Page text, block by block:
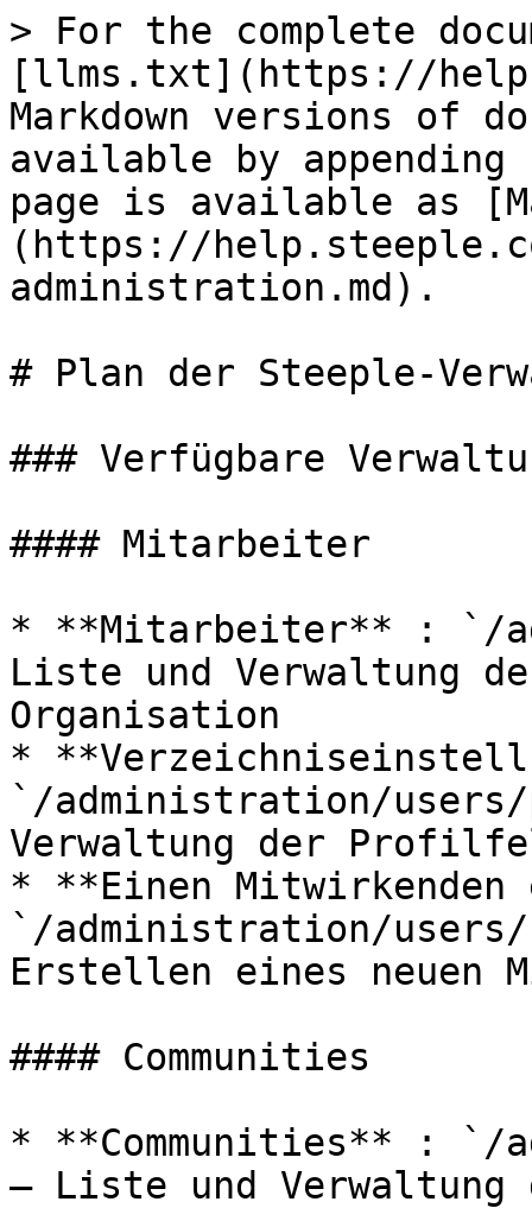
> For the complete
[llms.txt](https://
Markdown versions of
available by
page is available as
(https://
administration.md).
# Plan der Steeple-
### Verfügbare
#### Mitarbeiter
* **Mitarbeiter** : `/
Liste und Verwaltung
Organisation
*
`/administration/
Verwaltung der
* **Einen
`/administration/users/
Erstellen eines neuen
#### Communities
* **Communities** : `/
— Liste und Verwaltung